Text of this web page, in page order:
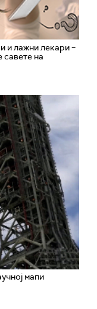
и лажни лекари –
савете на
мапи